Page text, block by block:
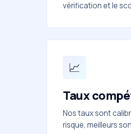
vérification et le
📈
Taux
Nos taux sont
risque, meilleurs